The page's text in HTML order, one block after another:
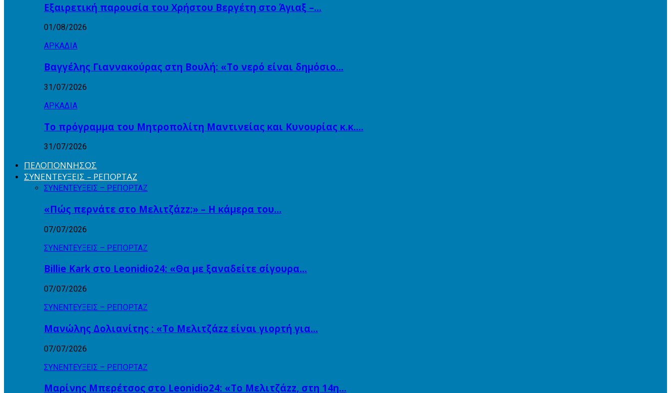
Εξαιρετική παρουσία του Χρήστου Βεργέτη στο Άγιαξ –…
01/08/2026
ΑΡΚΑΔΙΑ
Βαγγέλης Γιαννακούρας στη Βουλή: «Το νερό είναι δημόσιο…
31/07/2026
ΑΡΚΑΔΙΑ
Το πρόγραμμα του Μητροπολίτη Μαντινείας και Κυνουρίας κ.κ….
31/07/2026
ΠΕΛΟΠΟΝΝΗΣΟΣ
ΣΥΝΕΝΤΕΥΞΕΙΣ – ΡΕΠΟΡΤΑΖ
ΣΥΝΕΝΤΕΥΞΕΙΣ – ΡΕΠΟΡΤΑΖ
«Πώς περνάτε στο Μελιτζάzz;» – Η κάμερα του…
07/07/2026
ΣΥΝΕΝΤΕΥΞΕΙΣ – ΡΕΠΟΡΤΑΖ
Billie Kark στο Leonidio24: «Θα με ξαναδείτε σίγουρα…
07/07/2026
ΣΥΝΕΝΤΕΥΞΕΙΣ – ΡΕΠΟΡΤΑΖ
Μανώλης Δολιανίτης : «Το Μελιτζάzz είναι γιορτή για…
07/07/2026
ΣΥΝΕΝΤΕΥΞΕΙΣ – ΡΕΠΟΡΤΑΖ
Μαρίνης Μπερέτσος στο Leonidio24: «Το Μελιτζάzz, στη 14η…